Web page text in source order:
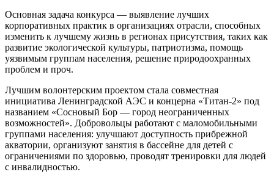
Основная задача конкурса — выявление лучших
корпоративных практик в организациях отрасли, способных
изменить к лучшему жизнь в регионах присутствия, таких как
развитие экологической культуры, патриотизма, помощь
уязвимым группам населения, решение природоохранных
проблем и проч.
Лучшим волонтерским проектом стала совместная
инициатива Ленинградской АЭС и концерна «Титан‑2» под
названием «Сосновый Бор — город неограниченных
возможностей». Добровольцы работают с маломобильными
группами населения: улучшают доступность прибрежной
акватории, организуют занятия в бассейне для детей с
ограничениями по здоровью, проводят тренировки для людей
с инвалидностью.